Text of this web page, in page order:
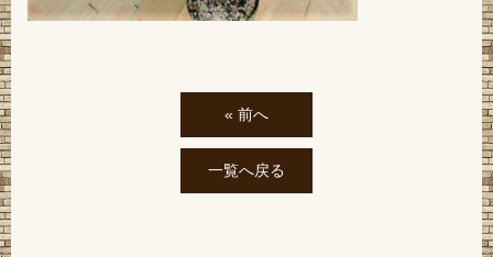
« 前へ
一覧へ戻る